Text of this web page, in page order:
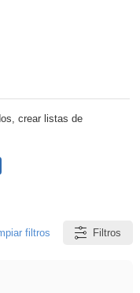
crear listas de
filtros Filtros